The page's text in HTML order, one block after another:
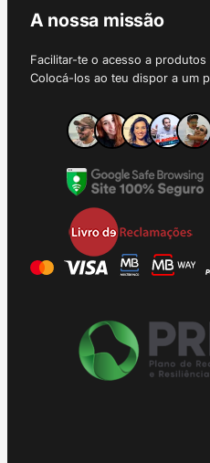
A nossa missão
Facilitar-te o acesso a
Colocá-los ao teu dispor a um